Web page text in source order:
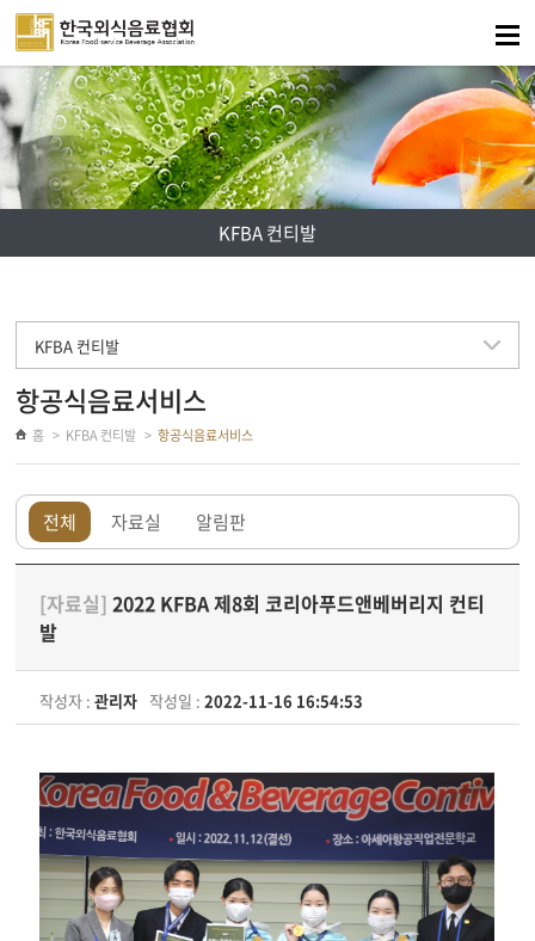
주메뉴 바로가기
컨텐츠 바로가기
KFBA 컨티발
KFBA 컨티발
항공식음료서비스
홈 KFBA 컨티발 항공식음료서비스
전체 자료실 알림판
[자료실] 2022 KFBA 제8회 코리아푸드앤베버리지 컨티
발
작성자 :관리자 작성일 :2022-11-16 16:54:53